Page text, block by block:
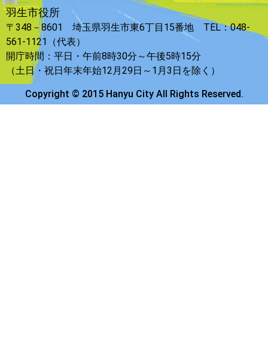
羽生市役所
〒348－8601 埼玉県羽生市東6丁目15番地 TEL：048-
561-1121（代表）
開庁時間：平日・午前8時30分～午後5時15分
（土日・祝日年末年始12月29日～1月3日を除く）
Copyright © 2015 Hanyu City All Rights Reserved.